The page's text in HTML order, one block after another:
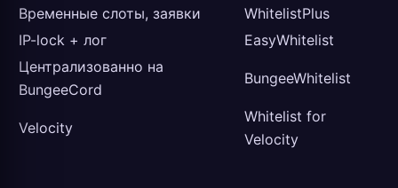
Временные слоты, заявки
WhitelistPlus
IP-lock + лог
EasyWhitelist
Централизованно на
BungeeCord
BungeeWhitelist
Velocity
Whitelist for
Velocity